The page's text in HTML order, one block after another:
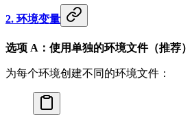
2. 环境变量
选项 A：使用单独的环境文件（推荐）
为每个环境创建不同的环境文件：